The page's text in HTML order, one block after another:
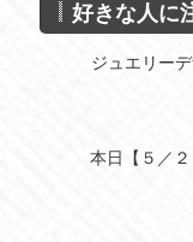
好きな人に
ジュエリー
本日【５／